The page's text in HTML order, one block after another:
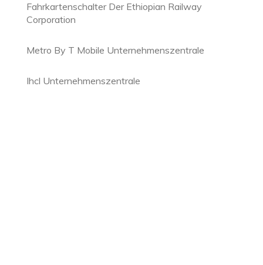
Fahrkartenschalter Der Ethiopian Railway
Corporation
Metro By T Mobile Unternehmenszentrale
Ihcl Unternehmenszentrale